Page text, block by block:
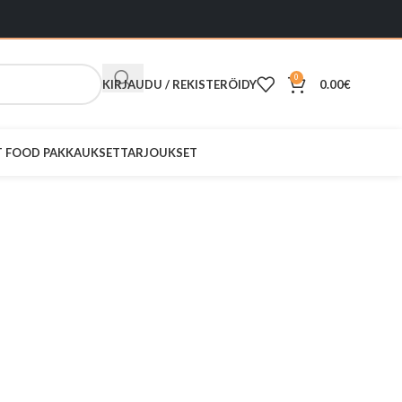
KIRJAUDU / REKISTERÖIDY 0 0.00€
FOOD PAKKAUKSETTARJOUKSET